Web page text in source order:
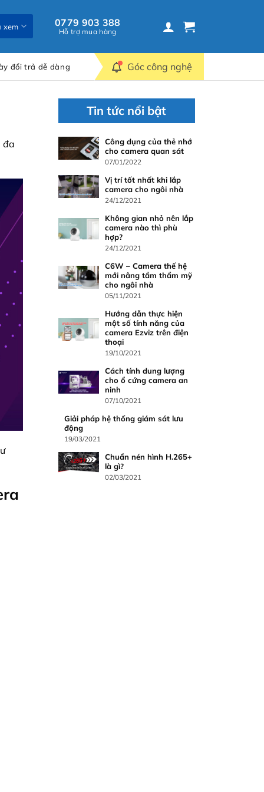
xem 0779 903 388
Hỗ trợ mua hàng
đổi trả dễ dàng Góc công nghệ
đa
Tin tức nổi bật
Công dụng của thẻ nhớ
cho camera quan sát
07/01/2022
Vị trí tốt nhất khi lắp
camera cho ngôi nhà
24/12/2021
Không gian nhỏ nên lắp
camera nào thì phù
hợp?
24/12/2021
C6W – Camera thế hệ
mới nâng tầm thẩm mỹ
cho ngôi nhà
05/11/2021
Hướng dẫn thực hiện
một số tính năng của
camera Ezviz trên điện
thoại
19/10/2021
Cách tính dung lượng
cho ổ cứng camera an
ninh
07/10/2021
Giải pháp hệ thống giám sát lưu
động
19/03/2021
Chuẩn nén hình H.265+
là gì?
02/03/2021